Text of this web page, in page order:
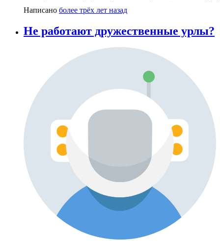
Написано более трёх лет назад
Не работают дружественные урлы?